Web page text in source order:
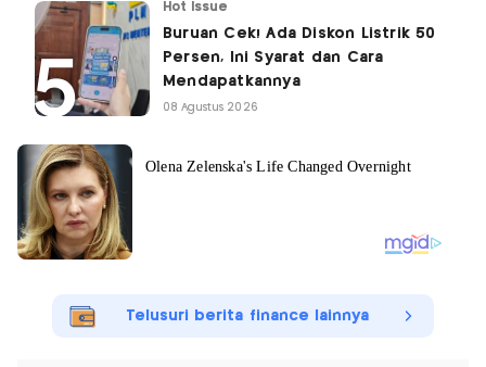
Hot Issue
Buruan Cek! Ada Diskon Listrik 50
Persen, Ini Syarat dan Cara
Mendapatkannya
08 Agustus 2026
Telusuri berita finance lainnya